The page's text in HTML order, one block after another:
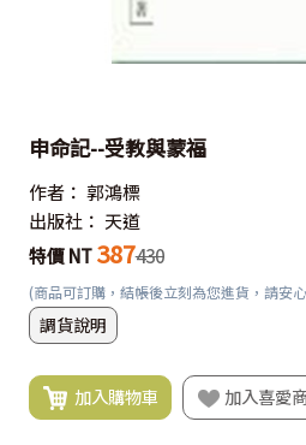
申命記--受教與蒙福
作者： 郭鴻標
出版社： 天道
特價 NT 387430
(商品可訂購，結帳後立刻為您進貨，請安
調貨說明
加入購物車 加入喜愛